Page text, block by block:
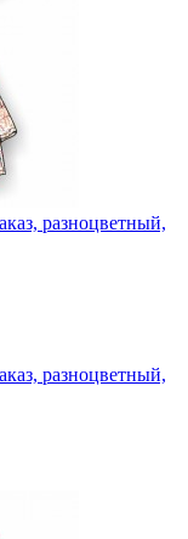
разноцветный,
разноцветный,